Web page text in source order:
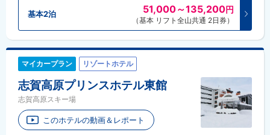
基本2泊 51,000～135,200円
（基本 リフト全山共通 2日券）
マイカープラン リゾートホテル
志賀高原プリンスホテル東館
志賀高原スキー場
このホテルの動画＆レポート